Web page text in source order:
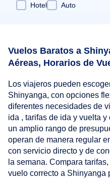
Hotel
Auto
Vuelos Baratos a
Aéreas, Horarios de
Los viajeros pueden
Shinyanga, con opciones
diferentes necesidades de
ida , tarifas de ida y vuelta
un amplio rango de
operan de manera regular
con servicio directo y de
la semana. Compara
vuelo correcto a Shinyanga